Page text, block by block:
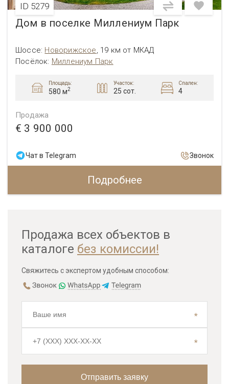
ID 5279
Дом в поселке Миллениум Парк
Шоссе: Новорижское, 19 км от МКАД
Посёлок: Миллениум Парк
Площадь:
580 м2
Участок:
25 сот.
Спален:
4
Продажа
€ 3 900 000
Чат в Telegram Звонок
Подробнее
Продажа всех объектов в
каталоге без комиссии!
Свяжитесь с экспертом удобным способом: